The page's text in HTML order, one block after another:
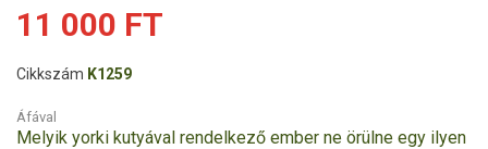
11 000 FT
Cikkszám K1259
Áfával
Melyik yorki kutyával rendelkező ember ne örülne egy ilyen